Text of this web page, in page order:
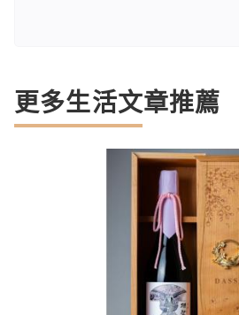
更多生活文章推薦